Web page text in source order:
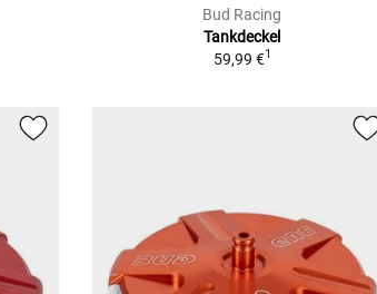
Bud Racing
Tankdeckel
59,99 €1